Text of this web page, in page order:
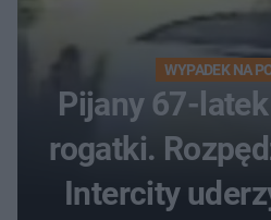
WYPADEK NA
Pijany 67-
rogatki.
Intercity